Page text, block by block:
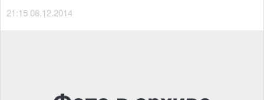
21:15 08.12.2014